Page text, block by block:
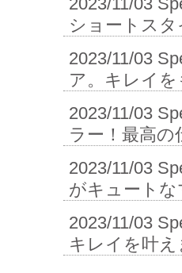
ショートスタ
2023/11/03
ア。キレイを
2023/11/03
ラー！最高の
2023/11/03
がキュートな
2023/11/03
キレイを叶え